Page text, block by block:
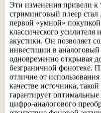
Эти изменения привели к
стриминговый плеер стал
первой «умной» покупкой
классического усилителя
акустики. Он позволяет
инвестиции в аналоговый
одновременно открывая
безграничной фонотеке.
отличие от
качестве источника,
гарантирует оптимальные
цифро-аналогового